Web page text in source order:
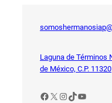
somoshermanosiap@
Laguna de Términos
de México, C.P. 11320
Facebook
X Instagram
TikTok
YouTube